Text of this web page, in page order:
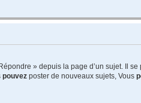
» depuis la page d’un sujet. Il
pouvez poster de nouveaux sujets, Vous